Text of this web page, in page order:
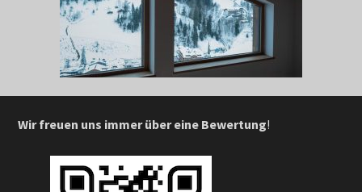
Wir freuen uns immer über eine Bewertung!